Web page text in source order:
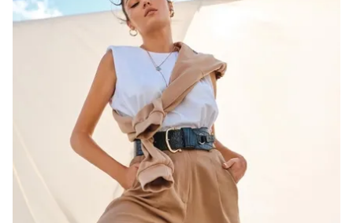
için Ayarlar butonuna tıklayabilir, Çerez Bilgilendirme
Metnimizi
ziyaret edebilirsiniz.
6698 sayılı Kişisel Verilerin Korunması Kanunu uyarınca
hazırlanmış Aydınlatma Metnimizi okumak ve sitemizde
ilgili mevzuata uygun olarak kullanılan çerezlerle ilgili bilgi
almak için lütfen
tıklayınız.